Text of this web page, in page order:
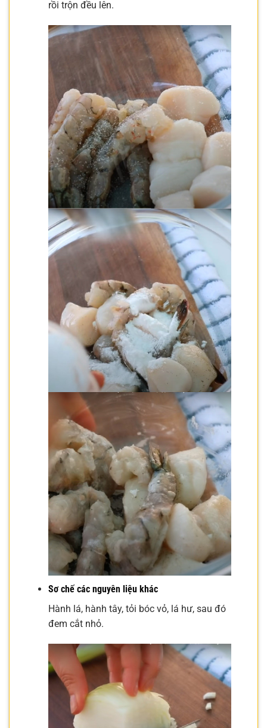
rồi trộn đều lên.
Sơ chế các nguyên liệu khác
Hành lá, hành tây, tỏi bóc vỏ, lá hư, sau đó
đem cắt nhỏ.